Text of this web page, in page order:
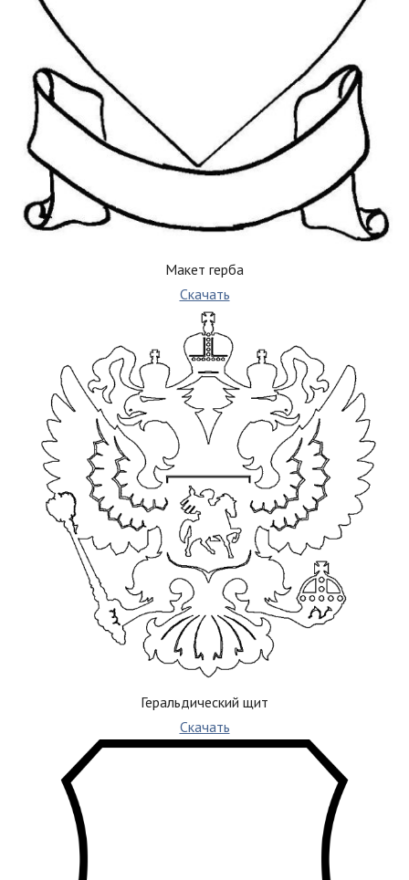
Макет герба
Скачать
Геральдический щит
Скачать